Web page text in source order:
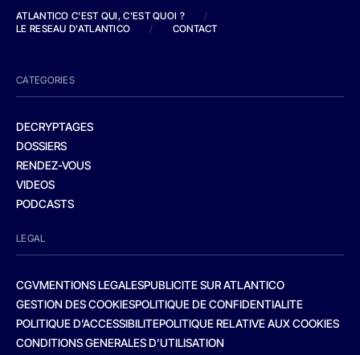
ATLANTICO C'EST QUI, C'EST QUOI ?
/
LE RESEAU D'ATLANTICO
/ CONTACT
CATEGORIES
DECRYPTAGES
DOSSIERS
RENDEZ-VOUS
VIDEOS
PODCASTS
LEGAL
CGVMENTIONS LEGALESPUBLICITE SUR ATLANTICO
GESTION DES COOKIESPOLITIQUE DE CONFIDENTIALITE
POLITIQUE D’ACCESSIBILITEPOLITIQUE RELATIVE AUX COOKIES
CONDITIONS GENERALES D’UTILISATION